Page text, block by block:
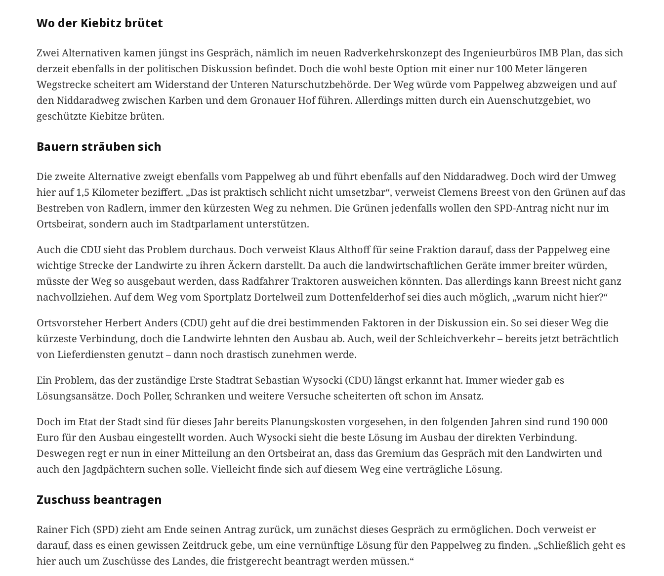
Wo der Kiebitz brütet
Zwei Alternativen kamen jüngst ins Gespräch, nämlich im neuen Radverkehrskonzept des Ingenieurbüros IMB Plan, das sich
derzeit ebenfalls in der politischen Diskussion befindet. Doch die wohl beste Option mit einer nur 100 Meter längeren
Wegstrecke scheitert am Widerstand der Unteren Naturschutzbehörde. Der Weg würde vom Pappelweg abzweigen und auf
den Niddaradweg zwischen Karben und dem Gronauer Hof führen. Allerdings mitten durch ein Auenschutzgebiet, wo
geschützte Kiebitze brüten.
Bauern sträuben sich
Die zweite Alternative zweigt ebenfalls vom Pappelweg ab und führt ebenfalls auf den Niddaradweg. Doch wird der Umweg
hier auf 1,5 Kilometer beziffert. „Das ist praktisch schlicht nicht umsetzbar“, verweist Clemens Breest von den Grünen auf das
Bestreben von Radlern, immer den kürzesten Weg zu nehmen. Die Grünen jedenfalls wollen den SPD-Antrag nicht nur im
Ortsbeirat, sondern auch im Stadtparlament unterstützen.
Auch die CDU sieht das Problem durchaus. Doch verweist Klaus Althoff für seine Fraktion darauf, dass der Pappelweg eine
wichtige Strecke der Landwirte zu ihren Äckern darstellt. Da auch die landwirtschaftlichen Geräte immer breiter würden,
müsste der Weg so ausgebaut werden, dass Radfahrer Traktoren ausweichen könnten. Das allerdings kann Breest nicht ganz
nachvollziehen. Auf dem Weg vom Sportplatz Dortelweil zum Dottenfelderhof sei dies auch möglich, „warum nicht hier?“
Ortsvorsteher Herbert Anders (CDU) geht auf die drei bestimmenden Faktoren in der Diskussion ein. So sei dieser Weg die
kürzeste Verbindung, doch die Landwirte lehnten den Ausbau ab. Auch, weil der Schleichverkehr – bereits jetzt beträchtlich
von Lieferdiensten genutzt – dann noch drastisch zunehmen werde.
Ein Problem, das der zuständige Erste Stadtrat Sebastian Wysocki (CDU) längst erkannt hat. Immer wieder gab es
Lösungsansätze. Doch Poller, Schranken und weitere Versuche scheiterten oft schon im Ansatz.
Doch im Etat der Stadt sind für dieses Jahr bereits Planungskosten vorgesehen, in den folgenden Jahren sind rund 190 000
Euro für den Ausbau eingestellt worden. Auch Wysocki sieht die beste Lösung im Ausbau der direkten Verbindung.
Deswegen regt er nun in einer Mitteilung an den Ortsbeirat an, dass das Gremium das Gespräch mit den Landwirten und
auch den Jagdpächtern suchen solle. Vielleicht finde sich auf diesem Weg eine verträgliche Lösung.
Zuschuss beantragen
Rainer Fich (SPD) zieht am Ende seinen Antrag zurück, um zunächst dieses Gespräch zu ermöglichen. Doch verweist er
darauf, dass es einen gewissen Zeitdruck gebe, um eine vernünftige Lösung für den Pappelweg zu finden. „Schließlich geht es
hier auch um Zuschüsse des Landes, die fristgerecht beantragt werden müssen.“